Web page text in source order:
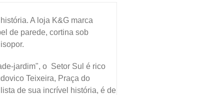
A loja K&G marca
de parede, cortina sob
jardim", o Setor Sul é rico
Teixeira, Praça do
de sua incrível história, é de